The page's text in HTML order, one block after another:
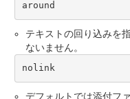
around
テキストの回り込みを
ないません。
nolink
デフォルトでは添付フ